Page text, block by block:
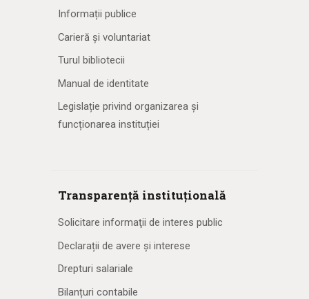
Informații publice
Carieră și voluntariat
Turul bibliotecii
Manual de identitate
Legislație privind organizarea și
funcționarea instituției
Transparență instituțională
Solicitare informaţii de interes public
Declarații de avere și interese
Drepturi salariale
Bilanțuri contabile